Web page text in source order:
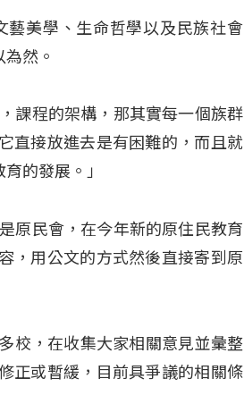
藝美學、生命哲學以及民族社會
為然 。
課程的架構，那其實每一個族群
直接放進去是有困難的，而且就
的發展。」
原民會，在今年新的原住民教育
，用公文的方式然後直接寄到原
校，在收集大家相關意見並彙整
正或暫緩，目前具爭議的相關條